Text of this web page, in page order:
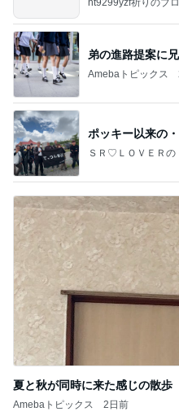
ht9299yzf祈りのブ
弟の進路提案に
Amebaトピックス
ポッキー以来の
ＳＲ♡ＬＯＶＥＲの
夏と秋が同時に来た感じの散歩
Amebaトピックス 2日前